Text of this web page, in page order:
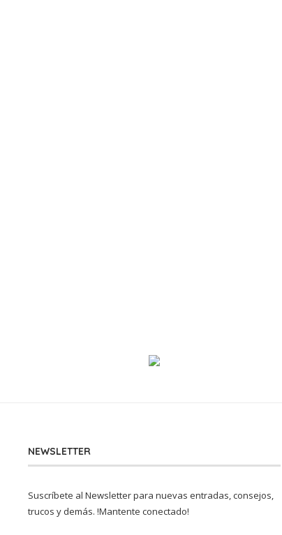
NEWSLETTER
Suscríbete al Newsletter para nuevas entradas, consejos,
trucos y demás. !Mantente conectado!